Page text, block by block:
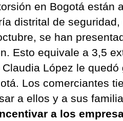
en Bogotá están
distrital de
se han
Esto equivale a 3,5
López le quedó
Los comerciantes
a ellos y a sus
a los